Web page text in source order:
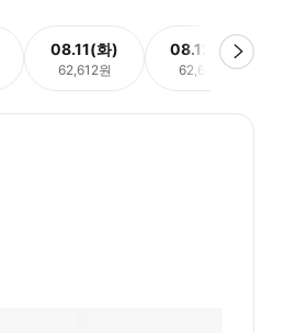
08.11(화)
62,612원
08.12(수)
62,612원